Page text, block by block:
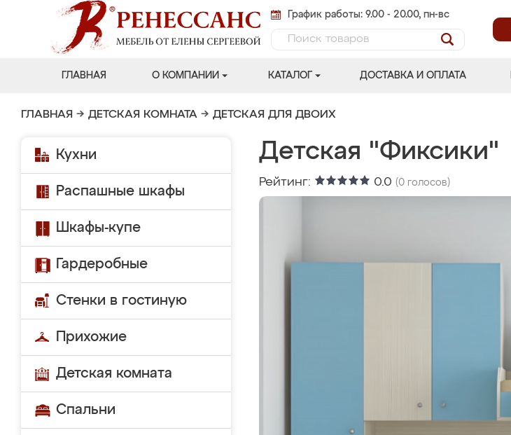
График работы: 9.00 - 20.00, пн-вс
ГЛАВНАЯ О КОМПАНИИ КАТАЛОГ ДОСТАВКА И ОПЛАТА
ГЛАВНАЯ → ДЕТСКАЯ КОМНАТА → ДЕТСКАЯ ДЛЯ ДВОИХ
Кухни
Распашные шкафы
Шкафы-купе
Гардеробные
Стенки в гостиную
Прихожие
Детская комната
Спальни
Детская "Фиксики"
Рейтинг: 0.0 (0 голосов)